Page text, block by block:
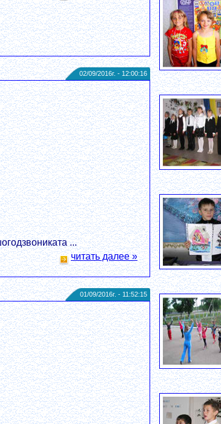
02/09/2016г. - 12:00:16
...
читать далее »
01/09/2016г. - 11:52:15